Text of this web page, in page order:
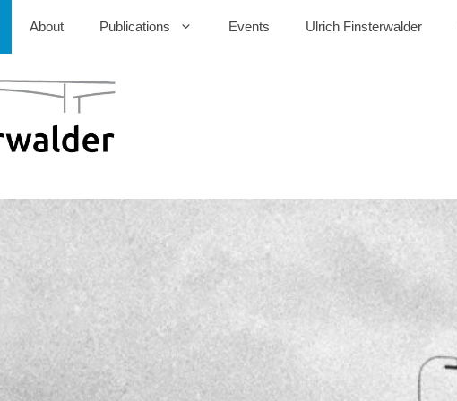
About Publications Events Ulrich Finsterwalder